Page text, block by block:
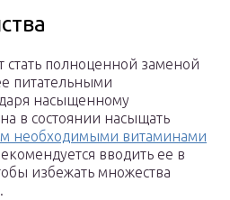
стать полноценной заменой
питательными
насыщенному
в состоянии насыщать
необходимыми витаминами
вводить ее в
избежать множества